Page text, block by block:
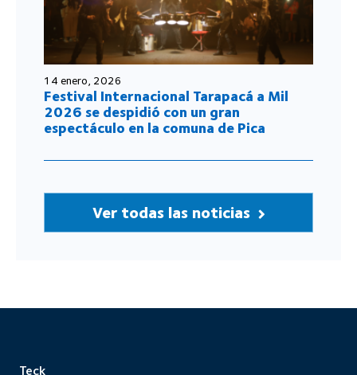
14 enero, 2026
Festival Internacional Tarapacá a Mil
2026 se despidió con un gran
espectáculo en la comuna de Pica
Ver todas las noticias
Teck